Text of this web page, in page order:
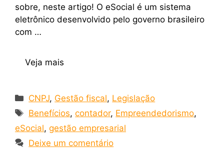
sobre, neste artigo! O eSocial é um sistema
eletrônico desenvolvido pelo governo brasileiro
com …
Veja mais
CNPJ, Gestão fiscal, Legislação
Benefícios,contador, Empreendedorismo,
eSocial, gestão empresarial
Deixe um comentário